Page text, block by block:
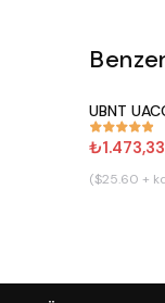
#809
UBNT
₺1.473,33
($25.60 +